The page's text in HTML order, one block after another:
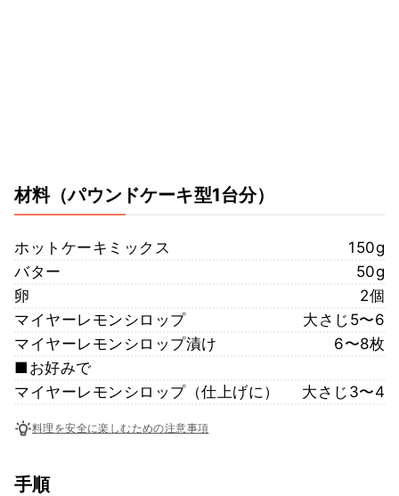
材料（パウンドケーキ型1台分）
ホットケーキミックス
150g
バター
50g
卵
2個
マイヤーレモンシロップ
大さじ5〜6
マイヤーレモンシロップ漬け
6〜8枚
■お好みで
マイヤーレモンシロップ（仕上げに）
大さじ3〜4
料理を安全に楽しむための注意事項
手順